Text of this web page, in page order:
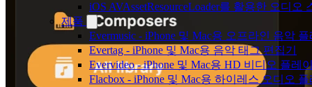
iOS AVAssetResourceLoader를 활용한 오디오
제품
Evermusic - iPhone 및 Mac용 오프라인 음악
Evertag - iPhone 및 Mac용 음악 태그 편집기
Evervideo - iPhone 및 Mac용 HD 비디오 플레
Flacbox - iPhone 및 Mac용 하이레스 오디오